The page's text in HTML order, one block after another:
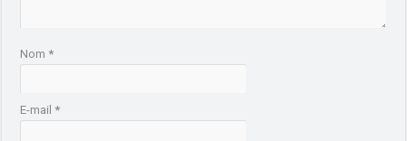
Nom*
E-mail*